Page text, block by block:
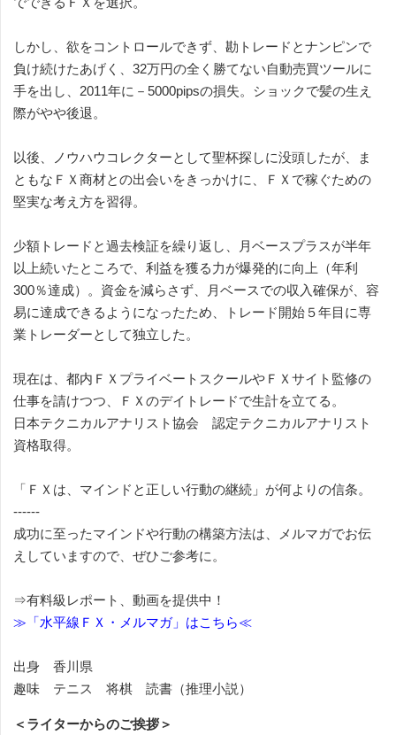
しかし、欲をコントロールできず、勘トレードとナンピンで
負け続けたあげく、32万円の全く勝てない自動売買ツールに
手を出し、2011年に－5000pipsの損失。ショックで髪の生え
際がやや後退。
以後、ノウハウコレクターとして聖杯探しに没頭したが、ま
ともなＦＸ商材との出会いをきっかけに、ＦＸで稼ぐための
堅実な考え方を習得。
少額トレードと過去検証を繰り返し、月ベースプラスが半年
以上続いたところで、利益を獲る力が爆発的に向上（年利
300％達成）。資金を減らさず、月ベースでの収入確保が、容
易に達成できるようになったため、トレード開始５年目に専
業トレーダーとして独立した。
現在は、都内ＦＸプライベートスクールやＦＸサイト監修の
仕事を請けつつ、ＦＸのデイトレードで生計を立てる。
日本テクニカルアナリスト協会 認定テクニカルアナリスト
資格取得。
「ＦＸは、マインドと正しい行動の継続」が何よりの信条。
------
成功に至ったマインドや行動の構築方法は、メルマガでお伝
えしていますので、ぜひご参考に。
⇒有料級レポート、動画を提供中！
≫「水平線ＦＸ・メルマガ」はこちら≪
出身 香川県
趣味 テニス 将棋 読書（推理小説）
＜ライターからのご挨拶＞